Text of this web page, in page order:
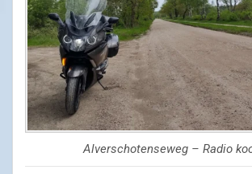
Alverschotenseweg – Radio